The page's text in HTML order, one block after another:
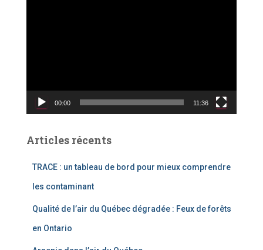
v
o
00:00 11:36
Articles récents
TRACE : un tableau de bord pour mieux comprendre
les contaminant
Qualité de l’air du Québec dégradée : Feux de forêts
en Ontario